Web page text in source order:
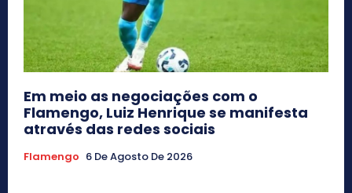
Em meio as negociações com o
Flamengo, Luiz Henrique se manifesta
através das redes sociais
Flamengo 6 De Agosto De 2026